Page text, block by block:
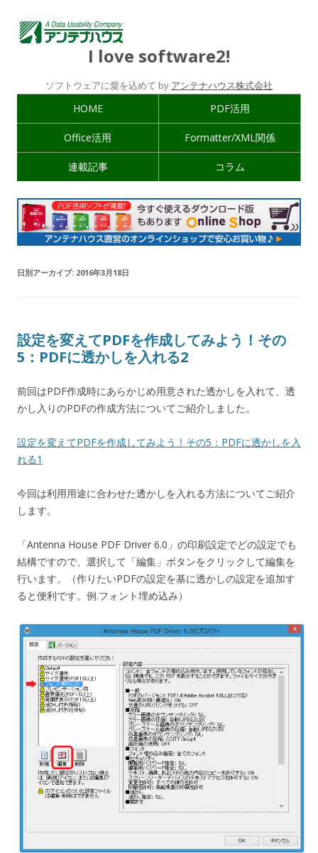
I love software2!
ソフトウェアに愛を込めて by アンテナハウス株式会社
HOME PDF活用
Office活用 Formatter/XML関係
連載記事 コラム
日別アーカイブ: 2016年3月18日
設定を変えてPDFを作成してみよう！その
5：PDFに透かしを入れる2
前回はPDF作成時にあらかじめ用意された透かしを入れて、透
かし入りのPDFの作成方法についてご紹介しました。
設定を変えてPDFを作成してみよう！その5：PDFに透かしを入
れる1
今回は利用用途に合わせた透かしを入れる方法についてご紹介
します。
「Antenna House PDF Driver 6.0」の印刷設定でどの設定でも
結構ですので、選択して「編集」ボタンをクリックして編集を
行います。（作りたいPDFの設定を基に透かしの設定を追加す
ると便利です。例.フォント埋め込み）